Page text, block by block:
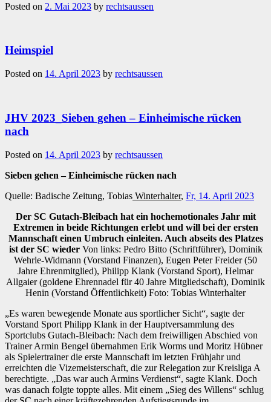
Posted on 2. Mai 2023 by rechtsaussen
Heimspiel
Posted on 14. April 2023 by rechtsaussen
JHV 2023_Sieben gehen – Einheimische rücken
nach
Posted on 14. April 2023 by rechtsaussen
Sieben gehen – Einheimische rücken nach
Quelle: Badische Zeitung, Tobias Winterhalter, Fr, 14. April 2023
Der SC Gutach-Bleibach hat ein hochemotionales Jahr mit
Extremen in beide Richtungen erlebt und will bei der ersten
Mannschaft einen Umbruch einleiten. Auch abseits des Platzes
ist der SC wieder Von links: Pedro Bitto (Schriftführer), Dominik
Wehrle-Widmann (Vorstand Finanzen), Eugen Peter Freider (50
Jahre Ehrenmitglied), Philipp Klank (Vorstand Sport), Helmar
Allgaier (goldene Ehrennadel für 40 Jahre Mitgliedschaft), Dominik
Henin (Vorstand Öffentlichkeit) Foto: Tobias Winterhalter
„Es waren bewegende Monate aus sportlicher Sicht“, sagte der
Vorstand Sport Philipp Klank in der Hauptversammlung des
Sportclubs Gutach-Bleibach: Nach dem freiwilligen Abschied von
Trainer Armin Bengel übernahmen Erik Worms und Moritz Hübner
als Spielertrainer die erste Mannschaft im letzten Frühjahr und
erreichten die Vizemeisterschaft, die zur Relegation zur Kreisliga A
berechtigte. „Das war auch Armins Verdienst“, sagte Klank. Doch
was danach folgte toppte alles. Mit einem „Sieg des Willens“ schlug